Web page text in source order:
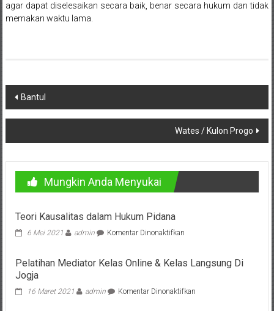
Kendari,
Bengkulu,
Mukomuko,
Kidul,
Kulon
Balikpapan,
Pusat,
Tanggerang,
agar dapat diselesaikan secara baik, benar secara hukum dan tidak
memakan waktu lama.
Navigasi
pos
Bantul
Wates / Kulon Progo
Mungkin Anda Menyukai
Teori Kausalitas dalam Hukum Pidana
6 Mei 2021 admin Komentar Dinonaktifkanpada
dalam
Pidana
Pelatihan Mediator Kelas Online & Kelas Langsung Di
Jogja
16 Maret 2021 admin Komentar Dinonaktifkanpada